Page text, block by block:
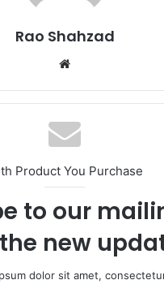
Rao Shahzad
Website
Product You Purchase
to our
new
dolor sit amet,